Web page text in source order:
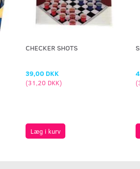
CHECKER SHOTS
39,00 DKK
(31,20 DKK)
Læg i kurv
(